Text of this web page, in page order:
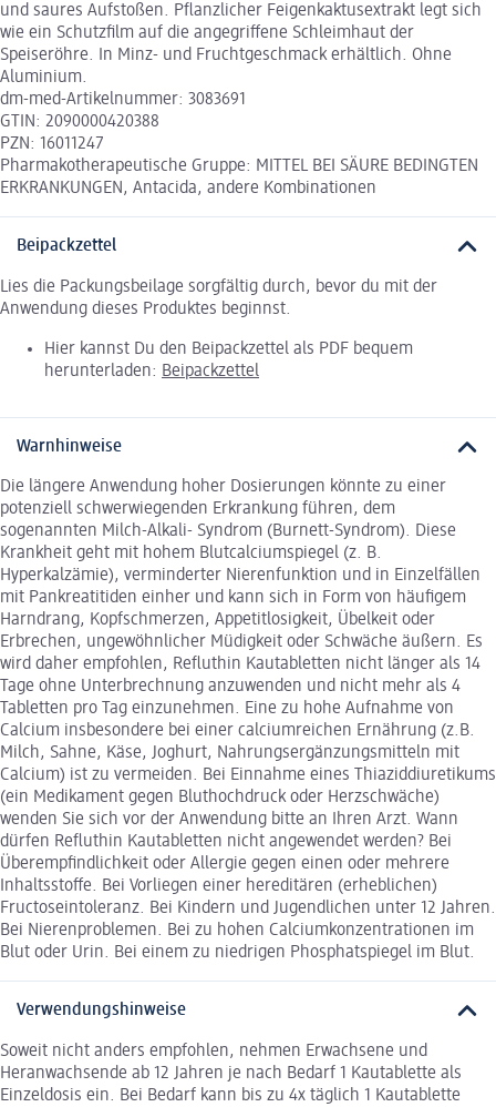
und saures Aufstoßen. Pflanzlicher Feigenkaktusextrakt legt sich
wie ein Schutzfilm auf die angegriffene Schleimhaut der
Speiseröhre. In Minz- und Fruchtgeschmack erhältlich. Ohne
Aluminium.
dm-med-Artikelnummer: 3083691
GTIN: 2090000420388
PZN: 16011247
Pharmakotherapeutische Gruppe: MITTEL BEI SÄURE BEDINGTEN
ERKRANKUNGEN, Antacida, andere Kombinationen
Beipackzettel
Lies die Packungsbeilage sorgfältig durch, bevor du mit der
Anwendung dieses Produktes beginnst.
Hier kannst Du den Beipackzettel als PDF bequem
herunterladen: Beipackzettel
Warnhinweise
Die längere Anwendung hoher Dosierungen könnte zu einer
potenziell schwerwiegenden Erkrankung führen, dem
sogenannten Milch-Alkali- Syndrom (Burnett-Syndrom). Diese
Krankheit geht mit hohem Blutcalciumspiegel (z. B.
Hyperkalzämie), verminderter Nierenfunktion und in Einzelfällen
mit Pankreatitiden einher und kann sich in Form von häufigem
Harndrang, Kopfschmerzen, Appetitlosigkeit, Übelkeit oder
Erbrechen, ungewöhnlicher Müdigkeit oder Schwäche äußern. Es
wird daher empfohlen, Refluthin Kautabletten nicht länger als 14
Tage ohne Unterbrechnung anzuwenden und nicht mehr als 4
Tabletten pro Tag einzunehmen. Eine zu hohe Aufnahme von
Calcium insbesondere bei einer calciumreichen Ernährung (z.B.
Milch, Sahne, Käse, Joghurt, Nahrungsergänzungsmitteln mit
Calcium) ist zu vermeiden. Bei Einnahme eines Thiaziddiuretikums
(ein Medikament gegen Bluthochdruck oder Herzschwäche)
wenden Sie sich vor der Anwendung bitte an Ihren Arzt. Wann
dürfen Refluthin Kautabletten nicht angewendet werden? Bei
Überempfindlichkeit oder Allergie gegen einen oder mehrere
Inhaltsstoffe. Bei Vorliegen einer hereditären (erheblichen)
Fructoseintoleranz. Bei Kindern und Jugendlichen unter 12 Jahren.
Bei Nierenproblemen. Bei zu hohen Calciumkonzentrationen im
Blut oder Urin. Bei einem zu niedrigen Phosphatspiegel im Blut.
Verwendungshinweise
Soweit nicht anders empfohlen, nehmen Erwachsene und
Heranwachsende ab 12 Jahren je nach Bedarf 1 Kautablette als
Einzeldosis ein. Bei Bedarf kann bis zu 4x täglich 1 Kautablette